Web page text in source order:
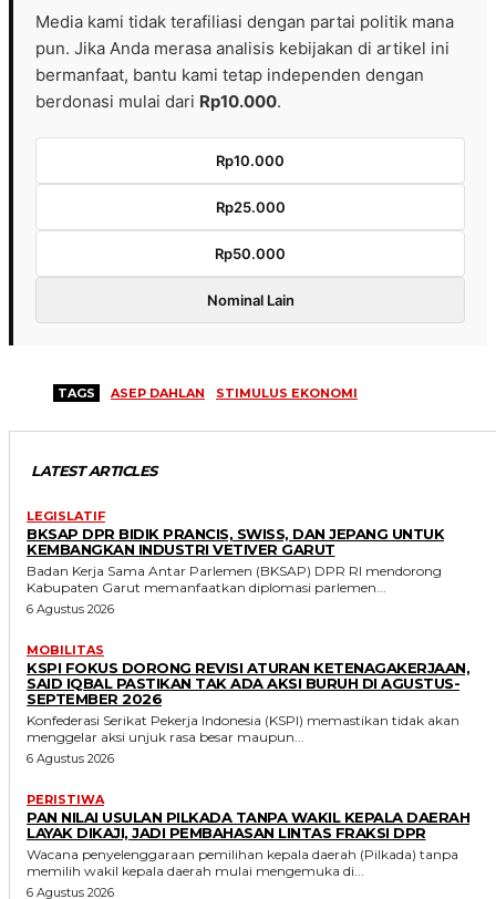
Media kami tidak terafiliasi dengan partai politik mana
pun. Jika Anda merasa analisis kebijakan di artikel ini
bermanfaat, bantu kami tetap independen dengan
berdonasi mulai dari Rp10.000.
Rp10.000
Rp25.000
Rp50.000
Nominal Lain
TAGS ASEP DAHLAN STIMULUS EKONOMI
LATEST ARTICLES
LEGISLATIF
BKSAP DPR BIDIK PRANCIS, SWISS, DAN JEPANG UNTUK
KEMBANGKAN INDUSTRI VETIVER GARUT
Badan Kerja Sama Antar Parlemen (BKSAP) DPR RI mendorong
Kabupaten Garut memanfaatkan diplomasi parlemen...
6 Agustus 2026
MOBILITAS
KSPI FOKUS DORONG REVISI ATURAN KETENAGAKERJAAN,
SAID IQBAL PASTIKAN TAK ADA AKSI BURUH DI AGUSTUS-
SEPTEMBER 2026
Konfederasi Serikat Pekerja Indonesia (KSPI) memastikan tidak akan
menggelar aksi unjuk rasa besar maupun...
6 Agustus 2026
PERISTIWA
PAN NILAI USULAN PILKADA TANPA WAKIL KEPALA DAERAH
LAYAK DIKAJI, JADI PEMBAHASAN LINTAS FRAKSI DPR
Wacana penyelenggaraan pemilihan kepala daerah (Pilkada) tanpa
memilih wakil kepala daerah mulai mengemuka di...
6 Agustus 2026